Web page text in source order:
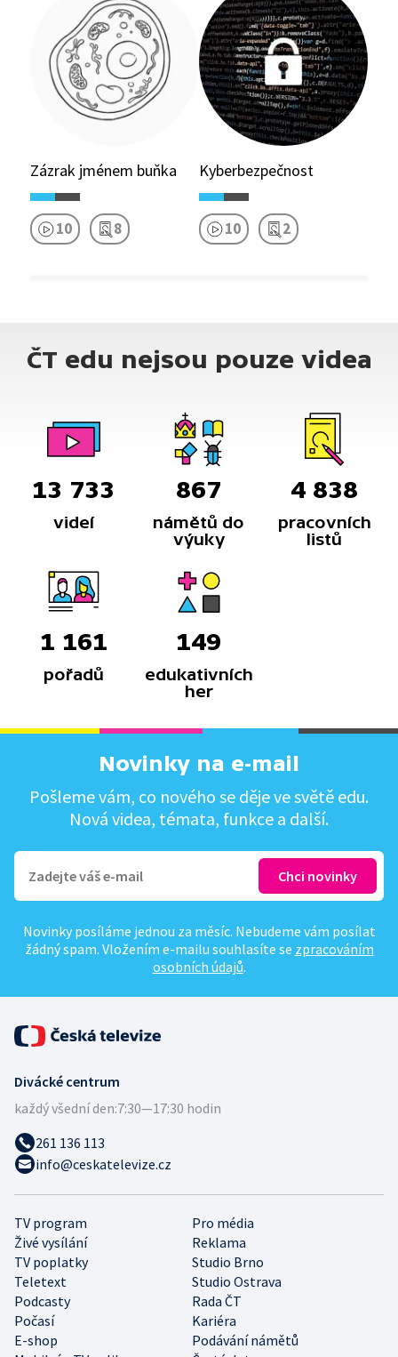
Zázrak jménem buňka
10 8
Kyberbezpečnost
10 2
ČT edu nejsou pouze videa
13 733
videí
867
námětů do
výuky
4 838
pracovních
listů
1 161
pořadů
149
edukativních
her
Novinky na e-mail
Pošleme vám, co nového se děje ve světě edu.
Nová videa, témata, funkce a další.
Novinky posíláme jednou za měsíc. Nebudeme vám posílat
žádný spam. Vložením e-mailu souhlasíte se zpracováním
osobních údajů.